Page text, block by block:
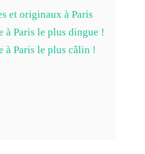
et originaux à Paris
à Paris le plus dingue !
à Paris le plus câlin !